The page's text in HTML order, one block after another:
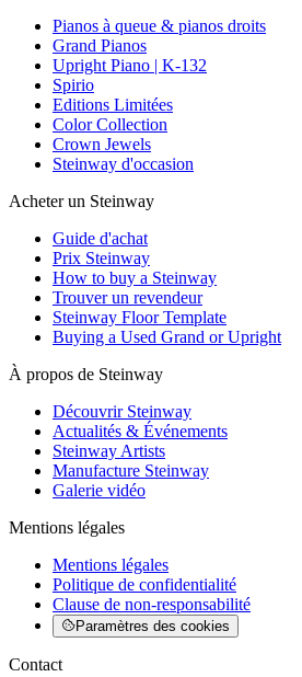
Pianos à queue & pianos droits
Grand Pianos
Upright Piano | K-132
Spirio
Editions Limitées
Color Collection
Crown Jewels
Steinway d'occasion
Acheter un Steinway
Guide d'achat
Prix Steinway
How to buy a Steinway
Trouver un revendeur
Steinway Floor Template
Buying a Used Grand or Upright
À propos de Steinway
Découvrir Steinway
Actualités & Événements
Steinway Artists
Manufacture Steinway
Galerie vidéo
Mentions légales
Mentions légales
Politique de confidentialité
Clause de non-responsabilité
Paramètres des cookies
Contact